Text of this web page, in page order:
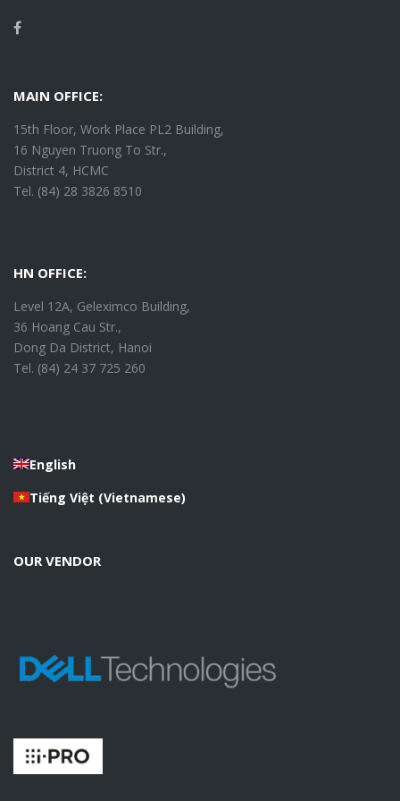
MAIN OFFICE:
15th Floor, Work Place PL2 Building,
16 Nguyen Truong To Str.,
District 4, HCMC
Tel. (84) 28 3826 8510
HN OFFICE:
Level 12A, Geleximco Building,
36 Hoang Cau Str.,
Dong Da District, Hanoi
Tel. (84) 24 37 725 260
English
Tiếng Việt (Vietnamese)
OUR VENDOR